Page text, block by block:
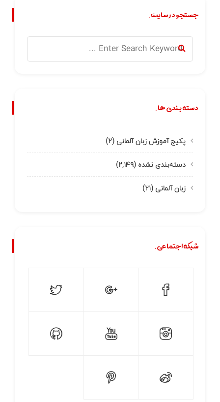
جستجو در سایت.
دسته بندی ها.
پکیج آموزش زبان آلمانی (۲)
دسته‌بندی نشده (۲,۱۴۹)
زبان آلمانی (۲۱)
شبکه اجتماعی.